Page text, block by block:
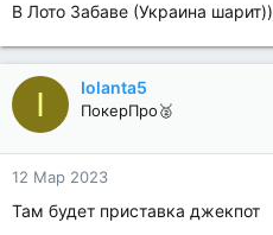
В Лото Забаве (Украина шарит))
I Iolanta5
ПокерПро🥈
12 Мар 2023
Там будет приставка джекпот